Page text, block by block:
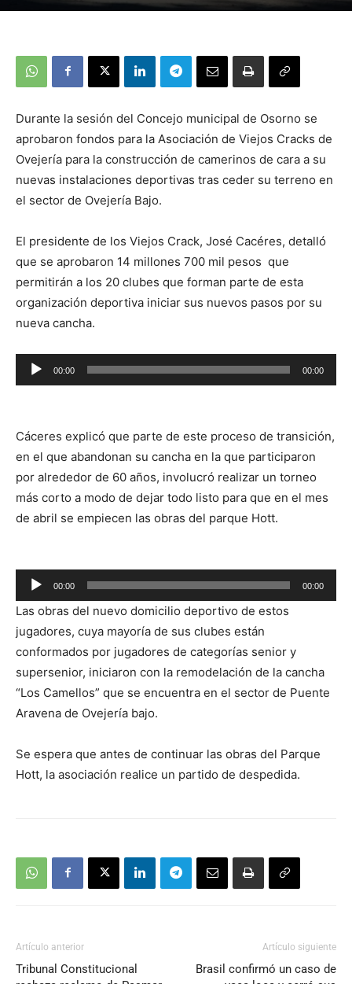
Durante la sesión del Concejo municipal de Osorno se
aprobaron fondos para la Asociación de Viejos Cracks de
Ovejería para la construcción de camerinos de cara a su
nuevas instalaciones deportivas tras ceder su terreno en
el sector de Ovejería Bajo.
El presidente de los Viejos Crack, José Cacéres, detalló
que se aprobaron 14 millones 700 mil pesos que
permitirán a los 20 clubes que forman parte de esta
organización deportiva iniciar sus nuevos pasos por su
nueva cancha.
Reproductor
00:00 00:00
Cáceres explicó que parte de este proceso de transición,
en el que abandonan su cancha en la que participaron
por alrededor de 60 años, involucró realizar un torneo
más corto a modo de dejar todo listo para que en el mes
de abril se empiecen las obras del parque Hott.
Reproductor
de
audio
00:00 00:00
Las obras del nuevo domicilio deportivo de estos
jugadores, cuya mayoría de sus clubes están
conformados por jugadores de categorías senior y
supersenior, iniciaron con la remodelación de la cancha
“Los Camellos” que se encuentra en el sector de Puente
Aravena de Ovejería bajo.
Se espera que antes de continuar las obras del Parque
Hott, la asociación realice un partido de despedida.
Artículo anterior
Tribunal Constitucional
Artículo siguiente
Brasil confirmó un caso de